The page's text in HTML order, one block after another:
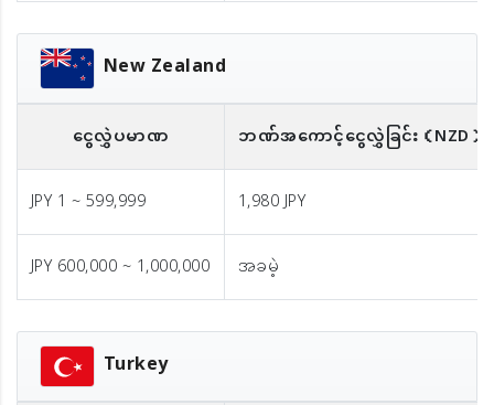
New Zealand
ငွေလွှဲပမာဏ ဘဏ်အကောင့်ငွေလွှဲခြင်း（NZD）※
JPY 1 ~ 599,999
1,980 JPY
JPY 600,000 ~ 1,000,000
အခမဲ့
Turkey